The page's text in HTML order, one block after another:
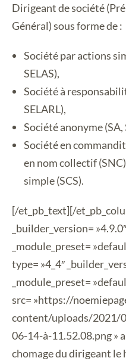
Dirigeant de société
Général) sous forme de :
Société par actions
SELAS),
Société à
SELARL),
Société anonyme (SA,
Société en
en nom collectif
simple (SCS).
[/et_pb_text][/
_builder_version= »4.9.0″
_module_preset=
type= »4_4″
_module_preset=
src= »https://
content/uploads/2021/
06-14-à-11.52.08.png »
chomage du dirigeant